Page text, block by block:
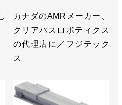
結／安川電機
24年後半の動きに備える／
ロボット、本格導入へ／安
カナダのAMRメーカー、
クリアパスロボティクス
の代理店に／フジテック
ス